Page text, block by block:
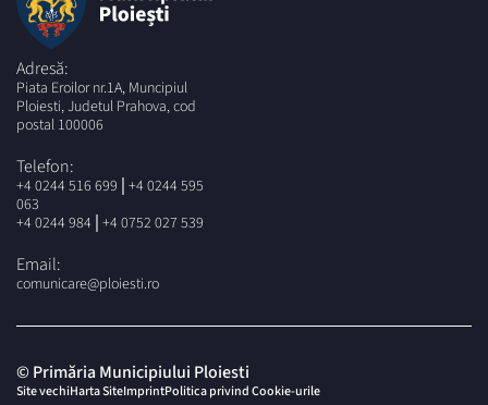
Adresă:
Piata Eroilor nr.1A, Muncipiul
Ploiesti, Judetul Prahova, cod
postal 100006
Telefon:
+4 0244 516 699 | +4 0244 595
063
+4 0244 984 | +4 0752 027 539
Email:
comunicare@ploiesti.ro
© Primăria Municipiului Ploiesti
Site vechiHarta SiteImprintPolitica privind Cookie-urile